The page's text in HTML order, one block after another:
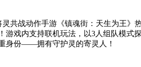
共战动作手游《镇魂街：天生为王
戏内支持联机玩法，以3人组队模式
身份——拥有守护灵的寄灵人！